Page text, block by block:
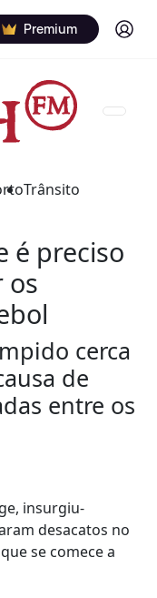
Premium Log in
Trânsito
é preciso
os
cerca
de
entre os
insurgiu-
desacatos no
se comece a